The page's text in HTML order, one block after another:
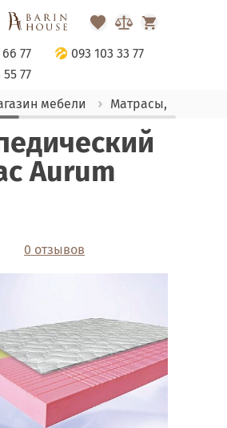
77
093 103 33 77
77
мебели
Матрасы, текстиль
Aurum
0 отзывов